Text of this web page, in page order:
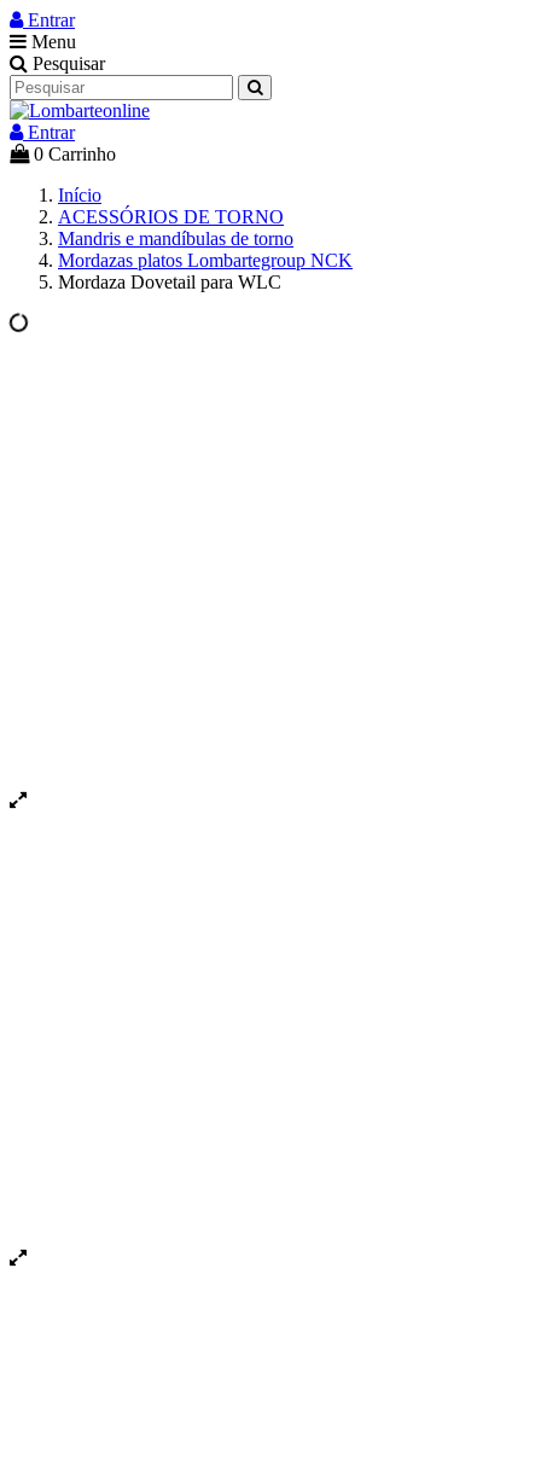
Entrar
Menu
Pesquisar
Entrar
0 Carrinho
Início
ACESSÓRIOS DE TORNO
Mandris e mandíbulas de torno
Mordazas platos Lombartegroup NCK
Mordaza Dovetail para WLC